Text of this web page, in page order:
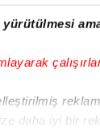
daha iyi bir